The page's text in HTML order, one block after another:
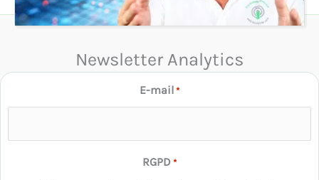
Newsletter Analytics
E-mail *
RGPD *